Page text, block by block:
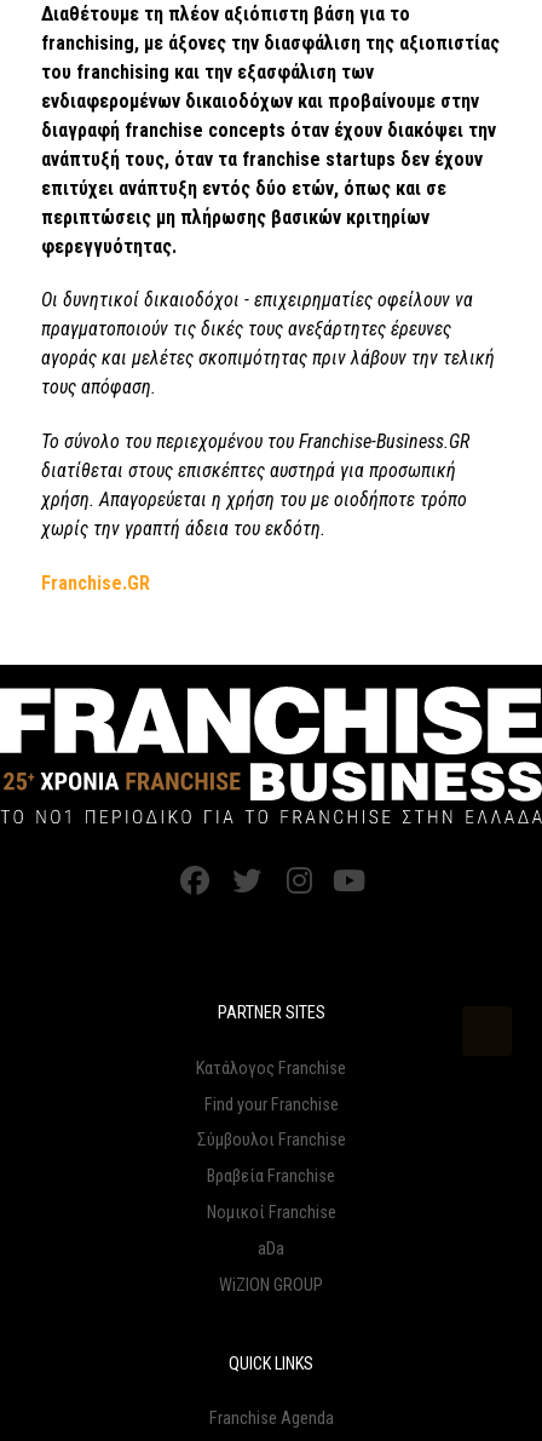
Διαθέτουμε τη πλέον αξιόπιστη βάση για το
franchising, με άξονες την διασφάλιση της αξιοπιστίας
του franchising και την εξασφάλιση των
ενδιαφερομένων δικαιοδόχων και προβαίνουμε στην
διαγραφή franchise concepts όταν έχουν διακόψει την
ανάπτυξή τους, όταν τα franchise startups δεν έχουν
επιτύχει ανάπτυξη εντός δύο ετών, όπως και σε
περιπτώσεις μη πλήρωσης βασικών κριτηρίων
φερεγγυότητας.
Οι δυνητικοί δικαιοδόχοι - επιχειρηματίες οφείλουν να
πραγματοποιούν τις δικές τους ανεξάρτητες έρευνες
αγοράς και μελέτες σκοπιμότητας πριν λάβουν την τελική
τους απόφαση.
Το σύνολο του περιεχομένου του Franchise-Business.GR
διατίθεται στους επισκέπτες αυστηρά για προσωπική
χρήση. Απαγορεύεται η χρήση του με οιοδήποτε τρόπο
χωρίς την γραπτή άδεια του εκδότη.
Franchise.GR
PARTNER SITES
Κατάλογος Franchise
Find your Franchise
Σύμβουλοι Franchise
Βραβεία Franchise
Νομικοί Franchise
aDa
WiZION GROUP
QUICK LINKS
Franchise Agenda